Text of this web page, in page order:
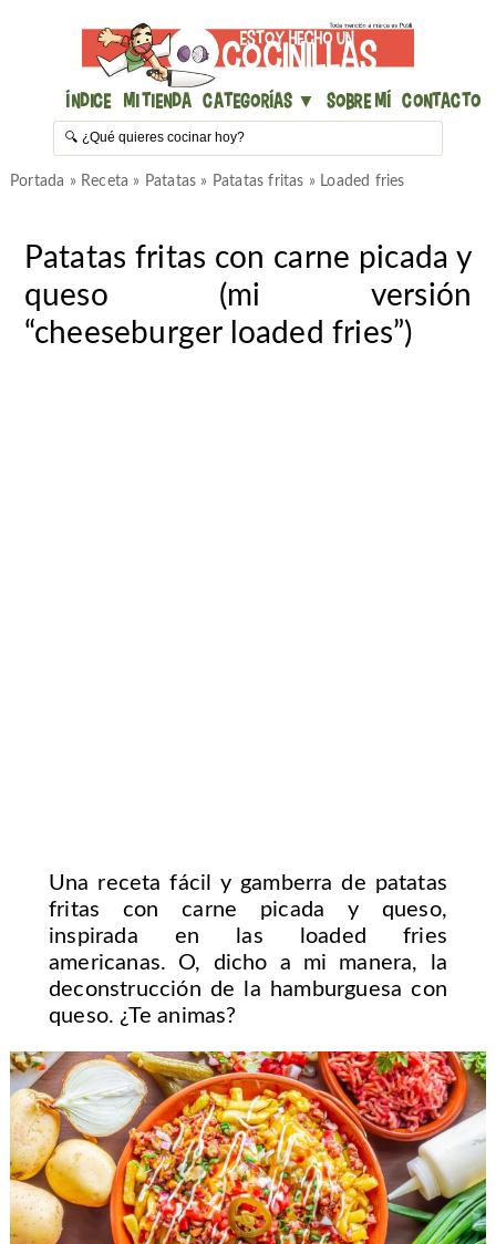
Índice Mi Tienda Categorías ▼ Sobre mí Contacto
Portada » Receta » Patatas » Patatas fritas » Loaded fries
Patatas fritas con carne picada y
queso (mi versión
“cheeseburger loaded fries”)
Una receta fácil y gamberra de patatas
fritas con carne picada y queso,
inspirada en las loaded fries
americanas. O, dicho a mi manera, la
deconstrucción de la hamburguesa con
queso. ¿Te animas?